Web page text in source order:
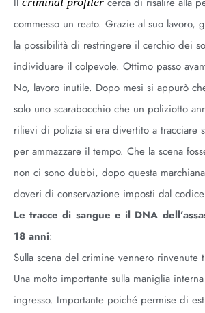
Il
cerca di risalire alla
commesso un reato. Grazie al suo lavoro,
la possibilità di restringere il cerchio dei
individuare il colpevole. Ottimo passo
No, lavoro inutile. Dopo mesi si appurò
solo uno scarabocchio che un poliziotto
rilievi di polizia si era divertito a tracciare
per ammazzare il tempo. Che la scena
non ci sono dubbi, dopo questa
doveri di conservazione imposti dal
Le tracce di sangue e il DNA
18 anni:
Sulla scena del crimine vennero rinvenute
Una molto importante sulla maniglia
ingresso. Importante poiché permise di